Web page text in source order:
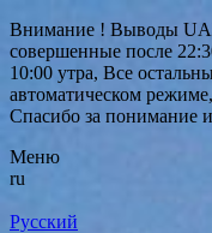
Внимание ! Выводы
совершенные после
10:00 утра, Все
автоматическом режиме,
Спасибо за понимание
Меню
ru
Русский